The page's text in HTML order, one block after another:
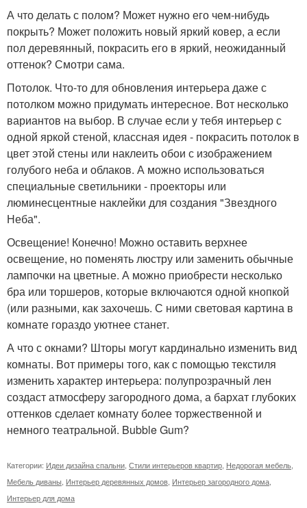
А что делать с полом? Может нужно его чем-нибудь
покрыть? Может положить новый яркий ковер, а если
пол деревянный, покрасить его в яркий, неожиданный
оттенок? Смотри сама.
Потолок. Что-то для обновления интерьера даже с
потолком можно придумать интересное. Вот несколько
вариантов на выбор. В случае если у тебя интерьер с
одной яркой стеной, классная идея - покрасить потолок в
цвет этой стены или наклеить обои с изображением
голубого неба и облаков. А можно использоваться
специальные светильники - проекторы или
люминесцентные наклейки для создания "Звездного
Неба".
Освещение! Конечно! Можно оставить верхнее
освещение, но поменять люстру или заменить обычные
лампочки на цветные. А можно приобрести несколько
бра или торшеров, которые включаются одной кнопкой
(или разными, как захочешь. С ними световая картина в
комнате гораздо уютнее станет.
А что с окнами? Шторы могут кардинально изменить вид
комнаты. Вот примеры того, как с помощью текстиля
изменить характер интерьера: полупрозрачный лен
создаст атмосферу загородного дома, а бархат глубоких
оттенков сделает комнату более торжественной и
немного театральной. Bubble Gum?
Категории: Идеи дизайна спальни Стили интерьеров квартир Недорогая мебель
Мебель диваны Интерьер деревянных домов Интерьер загородного дома
Интерьер для дома